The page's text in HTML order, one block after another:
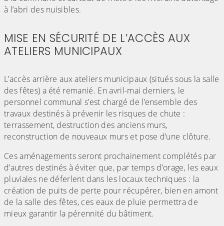
à l’abri des nuisibles.
MISE EN SÉCURITÉ DE L’ACCÈS AUX
ATELIERS MUNICIPAUX
L’accès arrière aux ateliers municipaux (situés sous la salle
des fêtes) a été remanié. En avril-mai derniers, le
personnel communal s’est chargé de l’ensemble des
travaux destinés à prévenir les risques de chute :
terrassement, destruction des anciens murs,
reconstruction de nouveaux murs et pose d’une clôture.
Ces aménagements seront prochainement complétés par
d’autres destinés à éviter que, par temps d’orage, les eaux
pluviales ne déferlent dans les locaux techniques : la
création de puits de perte pour récupérer, bien en amont
de la salle des fêtes, ces eaux de pluie permettra de
mieux garantir la pérennité du bâtiment.